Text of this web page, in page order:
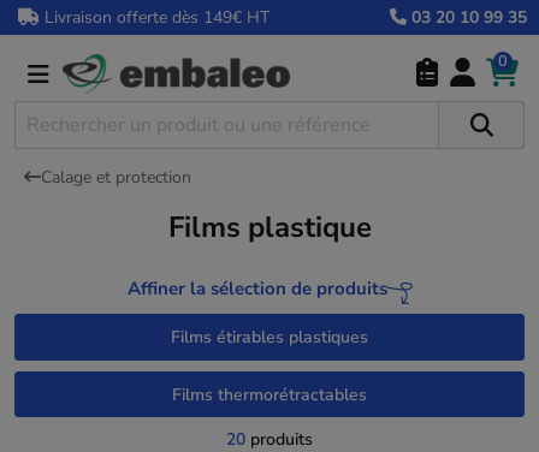
Livraison offerte dès 149€ HT 03 20 10 99 35
0
Calage et protection
Films plastique
Affiner la sélection de produits
Films étirables plastiques
Films thermorétractables
20 produits